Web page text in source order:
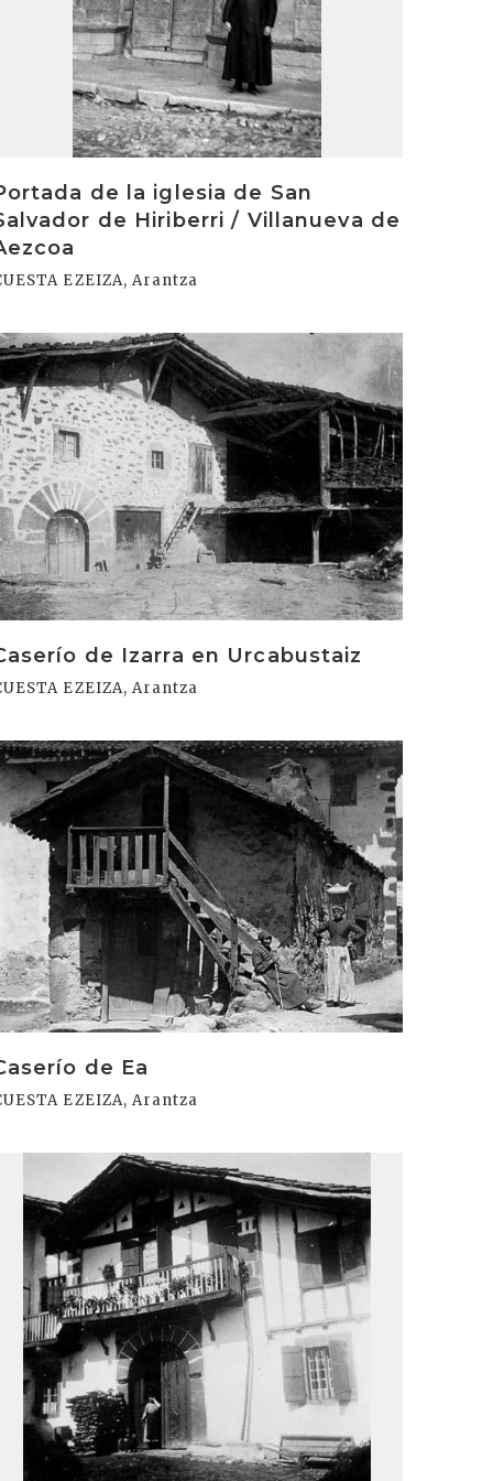
de la iglesia de San
de Hiriberri / Villanueva de
EZEIZA, Arantza
de Izarra en Urcabustaiz
EZEIZA, Arantza
de Ea
EZEIZA, Arantza